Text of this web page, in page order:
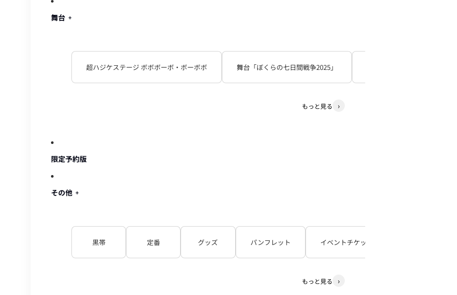
舞台
超ハジケステージ ボボボーボ・ボーボボ 舞台「ぼくらの七日間戦争2025」
もっと見る
限定予約版
その他
黒帯 定番 グッズ パンフレット イベントチケット
もっと見る